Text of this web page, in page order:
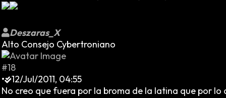
Deszaras_X
Alto Consejo Cybertroniano
#18
•
12/Jul/2011, 04:55
No creo que fuera por la broma de la latina que por lo